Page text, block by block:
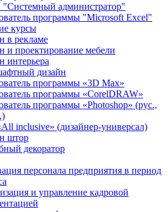
"Системный администратор"
программы "Microsoft Excel"
курсы
в рекламе
и проектирование мебели
интерьера
дизайн
программы «3D Max»
программы «CorelDRAW»
программы «Photoshop» (рус.,
inclusive» (дизайнер-универсал)
штор
декоратор
персонала предприятия в период
и управление кадровой